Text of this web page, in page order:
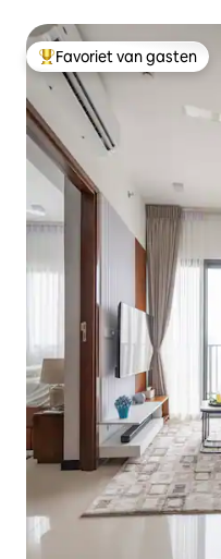
Topfavoriet van gasten
Favoriet van gasten